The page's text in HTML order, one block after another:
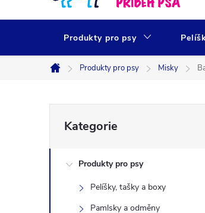
Produkty pro psy
Domů
Produkty pro psy Misky
o
kategorie
Kategorie
Produkty pro psy
Pelíšky, tašky a boxy
Pamlsky a odměny